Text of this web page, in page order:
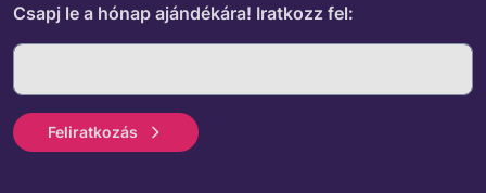
Csapj le a hónap ajándékára! Iratkozz fel:
Feliratkozás